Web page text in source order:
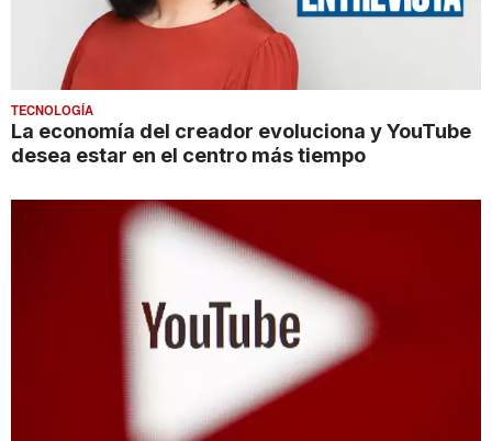
TECNOLOGÍA
La economía del creador evoluciona y YouTube
desea estar en el centro más tiempo